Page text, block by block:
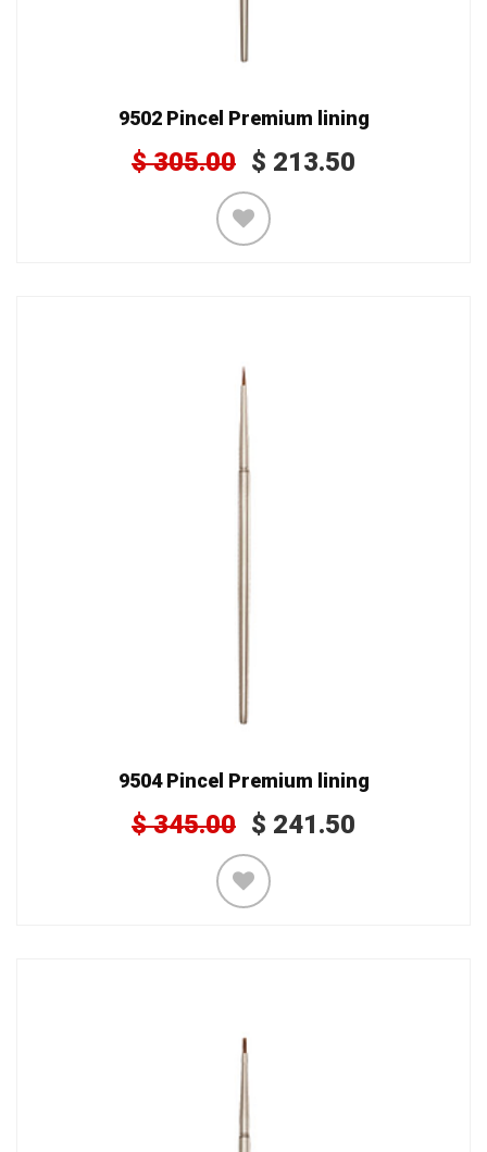
9502 Pincel Premium lining
$305.00 $ 213.50
9504 Pincel Premium lining
$345.00 $ 241.50